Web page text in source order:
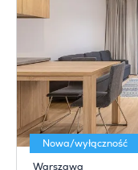
Nowa/wyłączność
Warszawa